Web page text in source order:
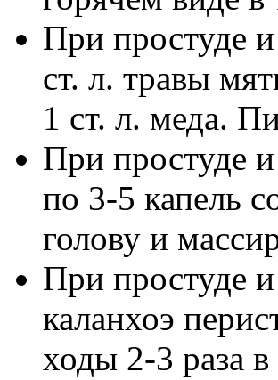
При простуде и
ст. л. травы
1 ст. л. меда.
При простуде
по 3-5 капель
голову и
При простуде
каланхоэ
ходы 2-3 раза